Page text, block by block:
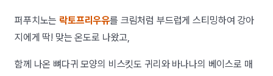
퍼푸치노는 락토프리우유를 크림처럼 부드럽게 스티밍하여 강아
지에게 딱! 맞는 온도로 나왔고,
함께 나온 뼈다귀 모양의 비스킷도 귀리와 바나나의 베이스로 매